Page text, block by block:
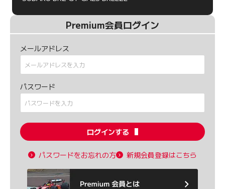
Premium会員ログイン
メールアドレス
パスワード
ログインする
パスワードをお忘れの方 新規会員登録はこちら